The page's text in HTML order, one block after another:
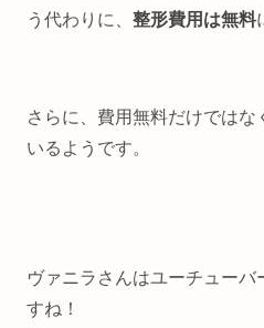
う代わりに、 整形費用は無料
さらに、費用無料だけでは
いるようです。
ヴァニラさんはユーチューバ
すね！